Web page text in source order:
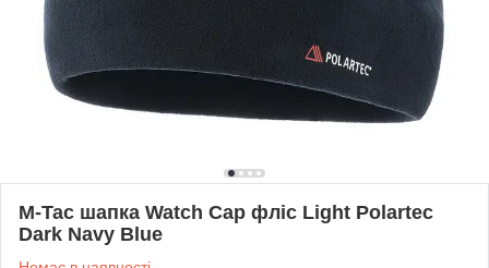
M-Tac шапка Watch Cap фліс Light Polartec
Dark Navy Blue